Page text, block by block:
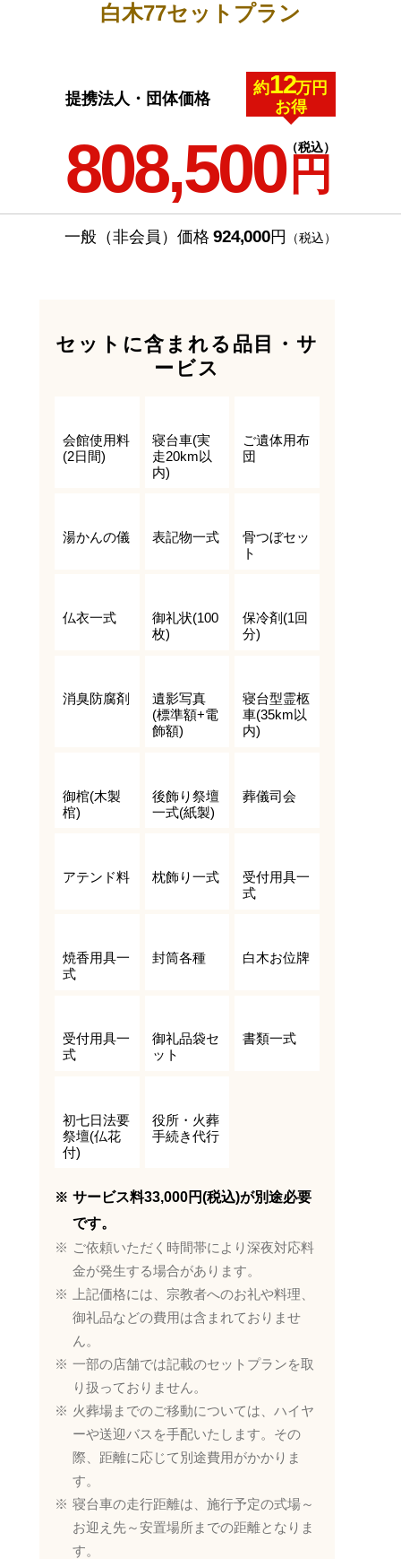
白木77セットプラン
提携法人・団体価格
808,500 円
（税込）
約12万円
お得
一般（非会員）価格 924,000円 （税込）
セットに含まれる品目・サ
ービス
会館使用料
(2日間)
寝台車(実
走20km以
内)
ご遺体用布
団
湯かんの儀 表記物一式
骨つぼセッ
ト
仏衣一式
御礼状(100
枚)
保冷剤(1回
分)
消臭防腐剤
遺影写真
(標準額+電
飾額)
寝台型霊柩
車(35km以
内)
御棺(木製
棺)
後飾り祭壇
一式(紙製)
葬儀司会
アテンド料 枕飾り一式
受付用具一
式
焼香用具一
式
封筒各種 白木お位牌
受付用具一
式
御礼品袋セ
ット
書類一式
初七日法要
祭壇(仏花
付)
役所・火葬
手続き代行
サービス料33,000円(税込)が別途必要
です。
ご依頼いただく時間帯により深夜対応料
金が発生する場合があります。
上記価格には、宗教者へのお礼や料理、
御礼品などの費用は含まれておりませ
ん。
一部の店舗では記載のセットプランを取
り扱っておりません。
火葬場までのご移動については、ハイヤ
ーや送迎バスを手配いたします。その
際、距離に応じて別途費用がかかりま
す。
寝台車の走行距離は、施行予定の式場～
お迎え先～安置場所までの距離となりま
す。